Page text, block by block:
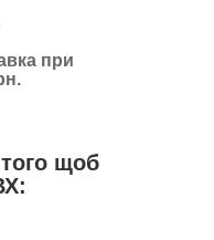
при
щоб